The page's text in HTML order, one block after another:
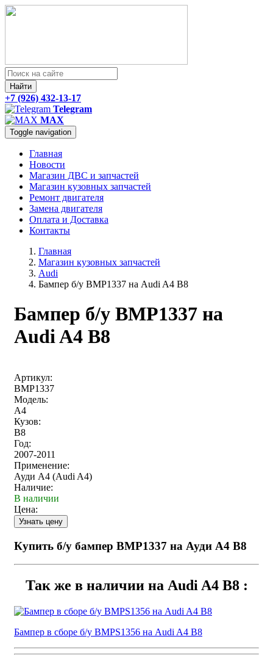
Найти
+7 (926) 432-13-17
Telegram
MAX
Toggle navigation
Главная
Новости
Магазин ДВС и запчастей
Магазин кузовных запчастей
Ремонт двигателя
Замена двигателя
Оплата и Доставка
Контакты
Главная
Магазин кузовных запчастей
Audi
Бампер б/у BMP1337 на Audi A4 B8
Бампер б/у BMP1337 на
Audi A4 B8
Артикул:
BMP1337
Модель:
A4
Кузов:
B8
Год:
2007-2011
Применение:
Ауди А4 (Audi A4)
Наличие:
В наличии
Цена:
Купить б/у бампер BMP1337 на Ауди А4 B8
Так же в наличии на Audi A4 B8 :
Бампер в сборе б/у BMPS1356 на Audi A4 B8